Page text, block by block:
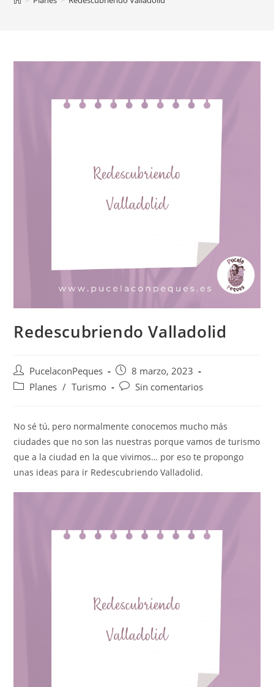
Redescubriendo Valladolid
PucelaconPeques
8 marzo, 2023
Planes / Turismo Sin comentarios
No sé tú, pero normalmente conocemos mucho más
ciudades que no son las nuestras porque vamos de turismo
que a la ciudad en la que vivimos… por eso te propongo
unas ideas para ir Redescubriendo Valladolid.